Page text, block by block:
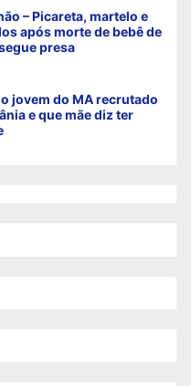
– Picareta, martelo e
após morte de bebê de
presa
jovem do MA recrutado
e que mãe diz ter